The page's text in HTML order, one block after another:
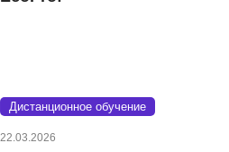
Дистанционное обучение
22.03.2026